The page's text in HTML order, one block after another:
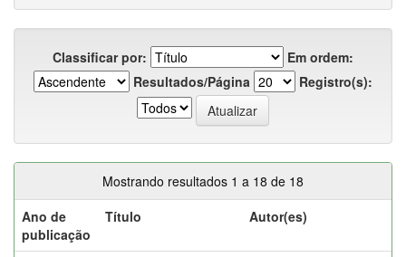
Classificar por:
Em ordem:
Resultados/Página
Registro(s):
Mostrando resultados 1 a 18 de 18
Ano de
publicação
Título Autor(es)